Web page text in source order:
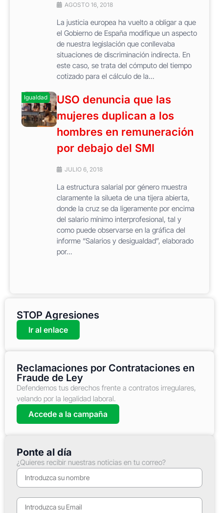
AGOSTO 16, 2018
La justicia europea ha vuelto a obligar a que
el Gobierno de España modifique un aspecto
de nuestra legislación que conllevaba
situaciones de discriminación indirecta. En
este caso, se trata del cómputo del tiempo
cotizado para el cálculo de la...
Igualdad
USO denuncia que las
mujeres duplican a los
hombres en remuneración
por debajo del SMI
JULIO 6, 2018
La estructura salarial por género muestra
claramente la silueta de una tijera abierta,
donde la cruz se da ligeramente por encima
del salario mínimo interprofesional, tal y
como puede observarse en la gráfica del
informe “Salarios y desigualdad”, elaborado
por...
STOP Agresiones
Ir al enlace
Reclamaciones por Contrataciones en
Fraude de Ley
Defendemos tus derechos frente a contratos irregulares,
velando por la legalidad laboral.
Accede a la campaña
Ponte al día
¿Quieres recibir nuestras noticias en tu correo?